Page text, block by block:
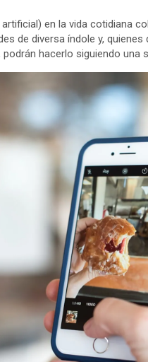
en la vida cotidiana
de diversa índole y, quienes
podrán hacerlo siguiendo una